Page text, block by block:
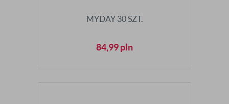
MYDAY 30 SZT.
84,99pln